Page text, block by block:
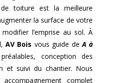
de toiture est la meilleure
la surface de votre
l’emprise au sol. À
,AV Bois vous guide deA à
conception des
et suivi du chantier. Nous
complet